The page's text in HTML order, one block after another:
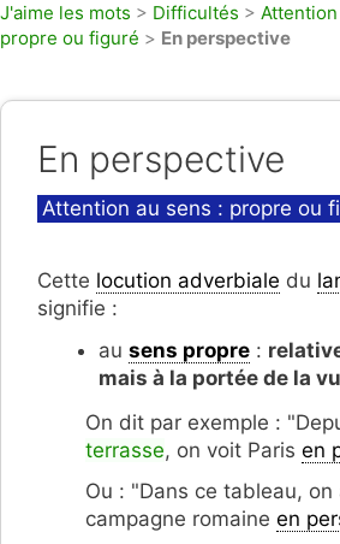
J'aime les mots > Difficultés > Attention
propre ou figuré > En perspective
En perspective
Catégories
Attention au sens : propre ou
Cette locution adverbiale du
signifie :
au sens propre :
mais à la portée de la
On dit par exemple :
terrasse, on voit Paris en
Ou : "Dans ce tableau, on
campagne romaine en